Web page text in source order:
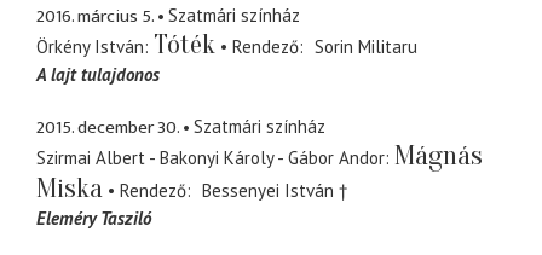
2016. március 5.
Szatmári színház
Örkény István Tóték Rendező
Sorin Militaru
A lajt tulajdonos
2015. december 30.
Szatmári színház
Szirmai Albert - Bakonyi Károly - Gábor Andor Mágnás
Miska
Rendező
Bessenyei István †
Eleméry Tasziló